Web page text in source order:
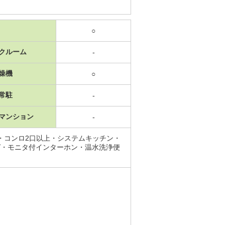
○
ルーム -
機 ○
駐 -
ンション -
ンロ2口以上・システムキッチン・
モニタ付インターホン・温水洗浄便